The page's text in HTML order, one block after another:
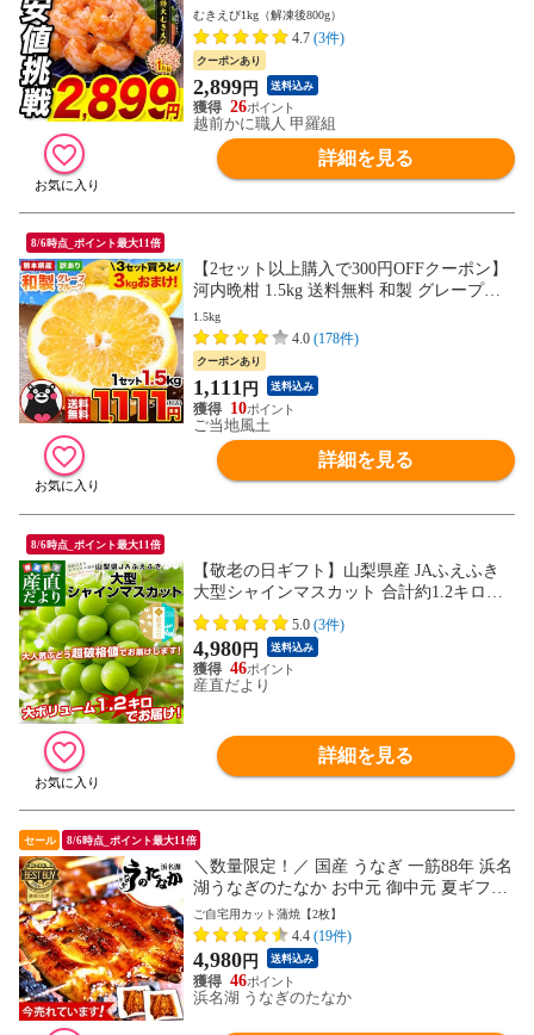
海鮮 アヒージョ パスタ 贈答品 ご自宅用
ギフト 冷凍エビ 簡単調理 御中元 お中元
残暑見舞い 夏ギフト
むきえび1kg（解凍後800g）
4.7 (3件)
クーポンあり
2,899円 送料込み
26
越前かに職人 甲羅組
詳細を見る
8/6時点_ポイント最大11倍
【2セット以上購入で300円OFFクーポン】
河内晩柑 1.5kg 送料無料 和製 グレープフ
ルーツ おまけ フルーツ 果物 みかん 訳あ
り 熊本県産《1-5営業日以内に出荷予定
（土日祝日除く）》---d2_wbankan4s4s_s_26
_1111_1500g---
1.5kg
4.0 (178件)
クーポンあり
1,111 円 送料込み
10
ご当地風土
詳細を見る
8/6時点_ポイント最大11倍
【敬老の日ギフト】山梨県産 JAふえふき
大型シャインマスカット 合計約1.2キロ（2
房）送料無料 ぶどう ブドウ 種なしぶどう
ギフト 贈り物 メッセージカード付き クー
ル便発送
5.0 (3件)
4,980円 送料込み
46
産直だより
詳細を見る
セール 8/6時点_ポイント最大11倍
＼数量限定！／ 国産 うなぎ 一筋88年 浜名
湖うなぎのたなか お中元 御中元 夏ギフト
プレゼント 送料無料 小分け 蒲焼き 食べ物
食品 グルメ 人気 誕生日 内祝い ご褒美 鰻
ウナギ 蒲焼2枚 自宅用 pon-2 ※ご指定日に
お届け ds_mall_point_cp20260760030
ご自宅用カット蒲焼【2枚】
4.4 (19件)
4,980円 送料込み
46
浜名湖 うなぎのたなか